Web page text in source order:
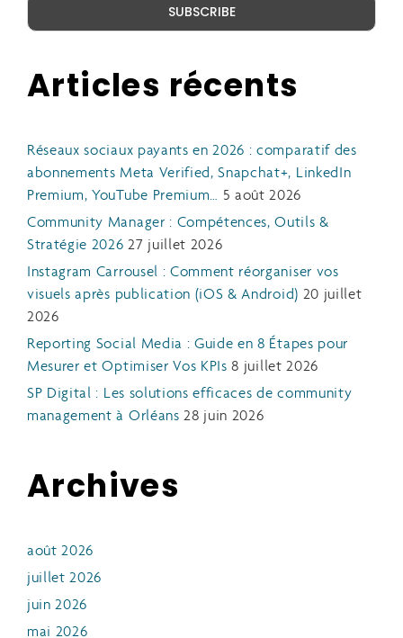
Articles récents
Réseaux sociaux payants en 2026 : comparatif des
abonnements Meta Verified, Snapchat+, LinkedIn
Premium, YouTube Premium… 5 août 2026
Community Manager : Compétences, Outils &
Stratégie 2026 27 juillet 2026
Instagram Carrousel : Comment réorganiser vos
visuels après publication (iOS & Android) 20 juillet
2026
Reporting Social Media : Guide en 8 Étapes pour
Mesurer et Optimiser Vos KPIs 8 juillet 2026
SP Digital : Les solutions efficaces de community
management à Orléans 28 juin 2026
Archives
août 2026
juillet 2026
juin 2026
mai 2026